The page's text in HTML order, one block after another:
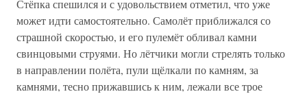
Стёпка спешился и с удовольствием отметил, что уже
может идти самостоятельно. Самолёт приближался со
страшной скоростью, и его пулемёт обливал камни
свинцовыми струями. Но лётчики могли стрелять только
в направлении полёта, пули щёлкали по камням, за
камнями, тесно прижавшись к ним, лежали все трое